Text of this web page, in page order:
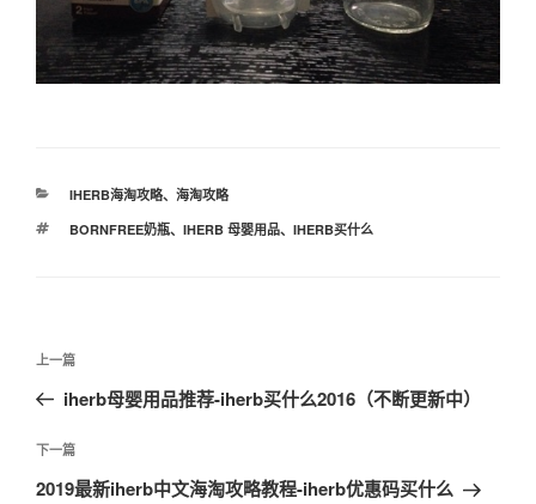
分
IHERB海淘攻略、 海淘攻略
标
BORNFREE奶瓶、 IHERB 母婴用品、 IHERB买什么
文
导
航
上
一
文
章
上一篇
iherb母婴用品推荐-iherb买什么2016（不断更新中）
下
一
下一篇
2019最新iherb中文海淘攻略教程-iherb优惠码买什么